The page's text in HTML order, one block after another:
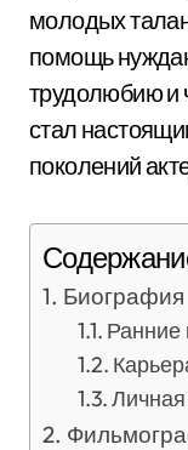
молодых
помощь
трудолюбию и
стал
поколений
Биография
Ранние